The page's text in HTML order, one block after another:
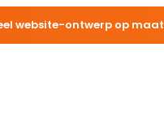
website-ontwerp op maat